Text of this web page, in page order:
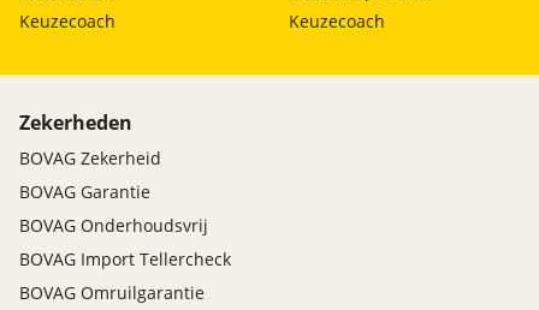
Keuzecoach
Keuzecoach
Zekerheden
BOVAG Zekerheid
BOVAG Garantie
BOVAG Onderhoudsvrij
BOVAG Import Tellercheck
BOVAG Omruilgarantie